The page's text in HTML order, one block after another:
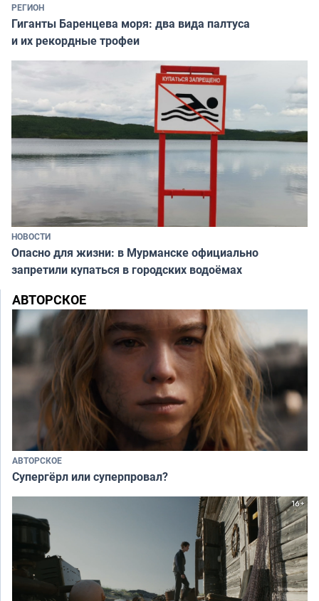
РЕГИОН
Гиганты Баренцева моря: два вида палтуса
и их рекордные трофеи
НОВОСТИ
Опасно для жизни: в Мурманске официально
запретили купаться в городских водоёмах
АВТОРСКОЕ
АВТОРСКОЕ
Супергёрл или суперпровал?